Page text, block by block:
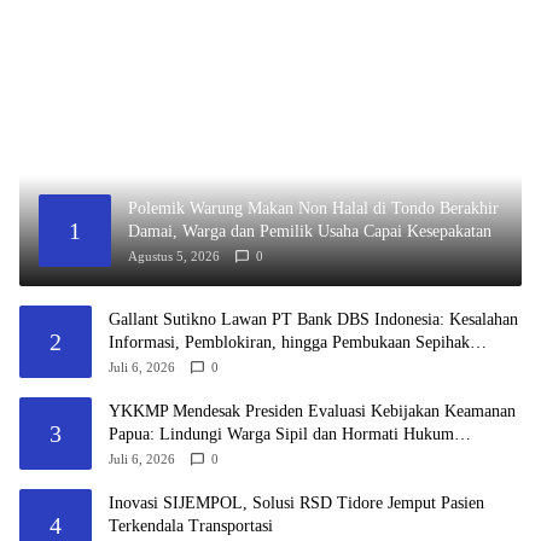
1
Polemik Warung Makan Non Halal di Tondo Berakhir
Damai, Warga dan Pemilik Usaha Capai Kesepakatan
Agustus 5, 2026 0
2
Gallant Sutikno Lawan PT Bank DBS Indonesia: Kesalahan
Informasi, Pemblokiran, hingga Pembukaan Sepihak
Berujung Sengketa Hukum
Juli 6, 2026 0
3
YKKMP Mendesak Presiden Evaluasi Kebijakan Keamanan
Papua: Lindungi Warga Sipil dan Hormati Hukum
Humaniter
Juli 6, 2026 0
4
Inovasi SIJEMPOL, Solusi RSD Tidore Jemput Pasien
Terkendala Transportasi